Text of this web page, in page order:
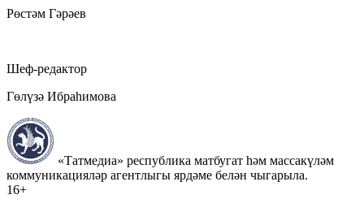
Рөстәм Гәрәев
Шеф-редактор
Гөлүзә Ибраһимова
«Татмедиа» республика матбугат һәм массакүләм
коммуникацияләр агентлыгы ярдәме белән чыгарыла.
16+